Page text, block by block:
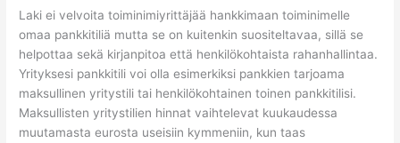
Laki ei velvoita toiminimiyrittäjää hankkimaan toiminimelle
omaa pankkitiliä mutta se on kuitenkin suositeltavaa, sillä se
helpottaa sekä kirjanpitoa että henkilökohtaista rahanhallintaa.
Yrityksesi pankkitili voi olla esimerkiksi pankkien tarjoama
maksullinen yritystili tai henkilökohtainen toinen pankkitilisi.
Maksullisten yritystilien hinnat vaihtelevat kuukaudessa
muutamasta eurosta useisiin kymmeniin, kun taas